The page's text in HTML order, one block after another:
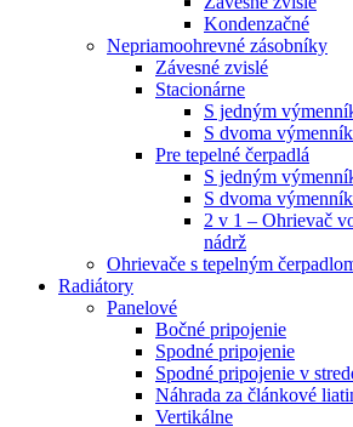
Kondenzačné
Nepriamoohrevné zásobníky
Závesné zvislé
Stacionárne
S jedným
S dvoma
Pre tepelné čerpadlá
S jedným
S dvoma
2 v 1 – Ohrievač
nádrž
Ohrievače s tepelným
Radiátory
Panelové
Bočné pripojenie
Spodné pripojenie
Spodné pripojenie v
Náhrada za článkové
Vertikálne